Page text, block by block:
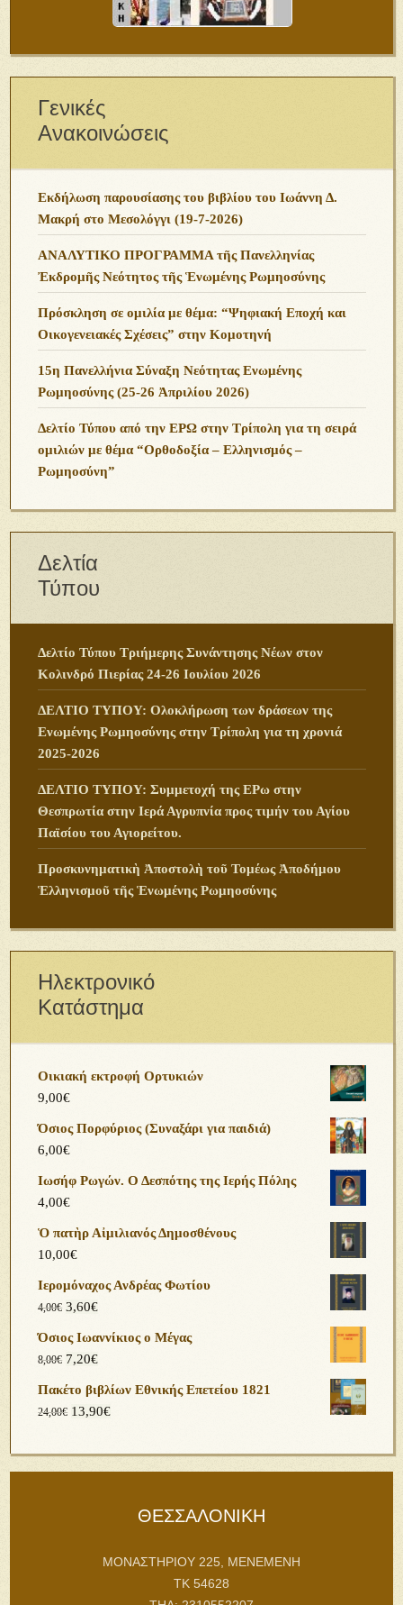
Γενικές
Ανακοινώσεις
Εκδήλωση παρουσίασης του βιβλίου του Ιωάννη Δ.
Μακρή στο Μεσολόγγι (19-7-2026)
ΑΝΑΛΥΤΙΚΟ ΠΡΟΓΡΑΜΜΑ τῆς Πανελληνίας
Ἐκδρομῆς Νεότητος τῆς Ἑνωμένης Ρωμηοσύνης
Πρόσκληση σε ομιλία με θέμα: “Ψηφιακή Εποχή και
Οικογενειακές Σχέσεις” στην Κομοτηνή
15η Πανελλήνια Σύναξη Νεότητας Ενωμένης
Ρωμηοσύνης (25-26 Ἀπριλίου 2026)
Δελτίο Τύπου από την ΕΡΩ στην Τρίπολη για τη σειρά
ομιλιών με θέμα “Ορθοδοξία – Ελληνισμός –
Ρωμηοσύνη”
Δελτία
Τύπου
Δελτίο Τύπου Τριήμερης Συνάντησης Νέων στον
Κολινδρό Πιερίας 24-26 Ιουλίου 2026
ΔΕΛΤΙΟ ΤΥΠΟΥ: Ολοκλήρωση των δράσεων της
Ενωμένης Ρωμηοσύνης στην Τρίπολη για τη χρονιά
2025-2026
ΔΕΛΤΙΟ ΤΥΠΟΥ: Συμμετοχή της ΕΡω στην
Θεσπρωτία στην Ιερά Αγρυπνία προς τιμήν του Αγίου
Παϊσίου του Αγιορείτου.
Προσκυνηματικὴ Ἀποστολὴ τοῦ Τομέως Ἀποδήμου
Ἑλληνισμοῦ τῆς Ἑνωμένης Ρωμηοσύνης
Ηλεκτρονικό
Κατάστημα
Οικιακή εκτροφή Ορτυκιών
9,00€
Όσιος Πορφύριος (Συναξάρι για παιδιά)
6,00€
Ιωσήφ Ρωγών. Ο Δεσπότης της Ιερής Πόλης
4,00€
Ὁ πατὴρ Αἰμιλιανός Δημοσθένους
10,00€
Ιερομόναχος Ανδρέας Φωτίου
4,00€ 3,60€
Όσιος Ιωαννίκιος ο Μέγας
8,00€ 7,20€
Πακέτο βιβλίων Εθνικής Επετείου 1821
24,00€ 13,90€
ΘΕΣΣΑΛΟΝΙΚΗ
ΜΟΝΑΣΤΗΡΙΟΥ 225, ΜΕΝΕΜΕΝΗ
ΤΚ 54628